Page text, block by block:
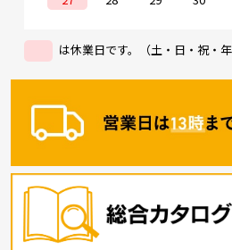
は休業日です。（土・日・祝・年